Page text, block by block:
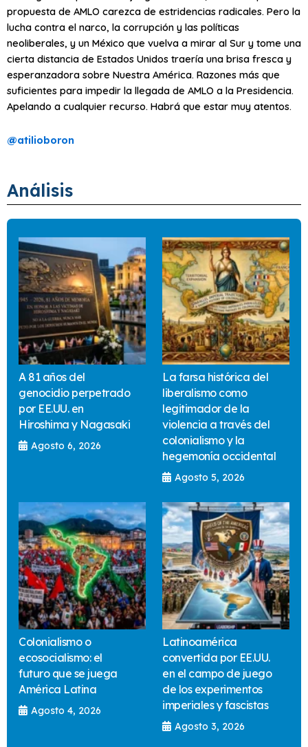
propuesta de AMLO carezca de estridencias radicales. Pero la
lucha contra el narco, la corrupción y las políticas
neoliberales, y un México que vuelva a mirar al Sur y tome una
cierta distancia de Estados Unidos traería una brisa fresca y
esperanzadora sobre Nuestra América. Razones más que
suficientes para impedir la llegada de AMLO a la Presidencia.
Apelando a cualquier recurso. Habrá que estar muy atentos.
@atilioboron
Análisis
A 81 años del
genocidio perpetrado
por EE.UU. en
Hiroshima y Nagasaki
Agosto 6, 2026
La farsa histórica del
liberalismo como
legitimador de la
violencia a través del
colonialismo y la
hegemonía occidental
Agosto 5, 2026
Colonialismo o
ecosocialismo: el
futuro que se juega
América Latina
Agosto 4, 2026
Latinoamérica
convertida por EE.UU.
en el campo de juego
de los experimentos
imperiales y fascistas
Agosto 3, 2026